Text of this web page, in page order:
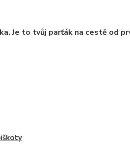
Je to tvůj parťák na cestě od